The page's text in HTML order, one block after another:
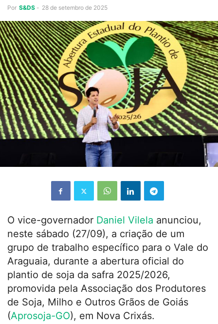
Por S&DS - 28 de setembro de 2025
O vice-governador Daniel Vilela anunciou,
neste sábado (27/09), a criação de um
grupo de trabalho específico para o Vale do
Araguaia, durante a abertura oficial do
plantio de soja da safra 2025/2026,
promovida pela Associação dos Produtores
de Soja, Milho e Outros Grãos de Goiás
(Aprosoja-GO), em Nova Crixás.